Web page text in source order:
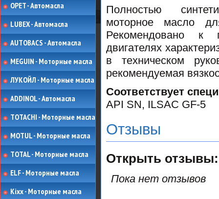
OPET - Автомасла
LUBEX - Автомасла
AUTOBACS - Автомасла
MEGUIN - Моторные масла
ЛУКОЙЛ - Моторные масла
ADDINOL - Автомасла
TOTACHI - Моторные масла
MOTUL - Моторные масла
TOTAL - Моторные масла
ELF - Моторные масла
Kixx - Моторные масла
Полностью
моторное масло
Рекомендовано к
двигателях
в техническом
рекомендуемая
Соответствует
API SN, ILSAC GF-5
Отзывы
Открыть
Пока нет отзывов